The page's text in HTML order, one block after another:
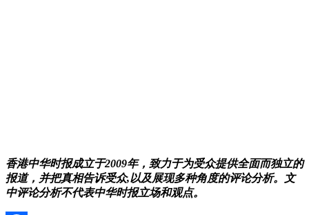
香港中华时报成立于2009年，致力于为受众提供全面而独立的
报道，并把真相告诉受众,以及展现多种角度的评论分析。文
中评论分析不代表中华时报立场和观点。